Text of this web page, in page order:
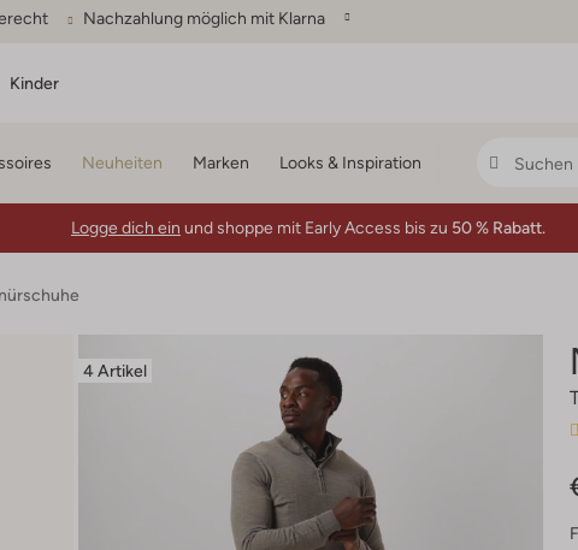
Nachzahlung möglich mit Klarna
Kinder
Neuheiten Marken Looks & Inspiration
Logge dich ein und shoppe mit Early Access bis zu 50 % Rabatt.
4 Artikel
1
2